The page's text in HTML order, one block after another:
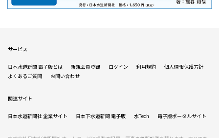
サービス
日本水道新聞 電子版とは 新規会員登録 ログイン 利用規約
個人情報保護方針
よくあるご質問
お問い合わせ
関連サイト
日本水道新聞社 企業サイト 日本下水道新聞 電子版 水Tech 電子版ポータルサイト